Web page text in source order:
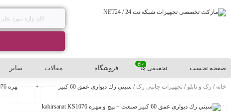
صفحه نخست تخفیفی ها
داغ
فروشگاه مقالات سایر
خانه / رک و تابلو / تجهیزات جانبی رک / سيني رك دیواری عمق 60 کبیر صنعت + پیچ و مهره kabirsanat KS1076